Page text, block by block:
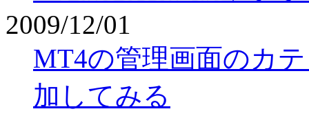
2009/12/01
MT4の管理画面のカ
加してみる